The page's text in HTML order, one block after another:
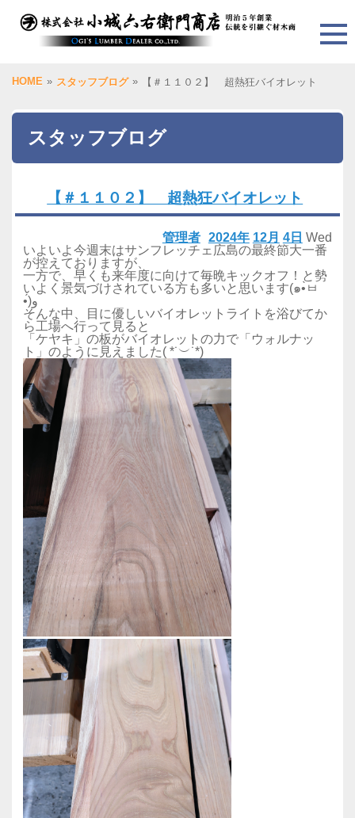
HOME » スタッフブログ » 【＃１１０２】 超熱狂バイオレット
スタッフブログ
【＃１１０２】 超熱狂バイオレット
2024年 12月 4日 Wed
管理者
いよいよ今週末はサンフレッチェ広島の最終節大一番
が控えておりますが、
一方で、早くも来年度に向けて毎晩キックオフ！と勢
いよく景気づけされている方も多いと思います(๑•̀ㅂ
•́)و
そんな中、目に優しいバイオレットライトを浴びてか
ら工場へ行って見ると
「ケヤキ」の板がバイオレットの力で「ウォルナッ
ト」のように見えました( *˙︶˙*)